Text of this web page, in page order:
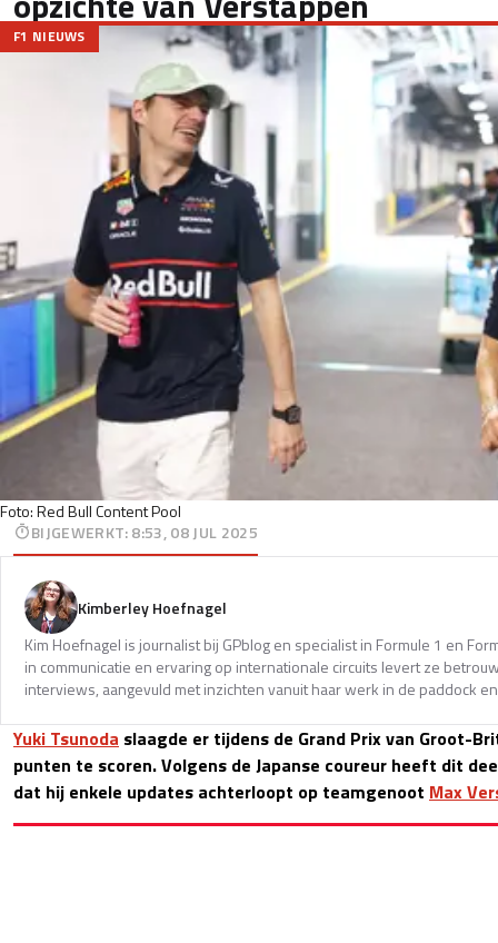
Foto: Red Bull Content Pool
F1 NIEUWS
BIJGEWERKT:8:53, 08 JUL 2025
Kimberley Hoefnagel
Kim Hoefnagel is journalist bij GPblog en specialist in Formule 1 en
in communicatie en ervaring op internationale circuits levert ze
interviews, aangevuld met inzichten vanuit haar werk in de paddock
Yuki Tsunoda slaagde er tijdens de Grand Prix van Groot-
punten te scoren. Volgens de Japanse coureur heeft dit
dat hij enkele updates achterloopt op teamgenoot Max